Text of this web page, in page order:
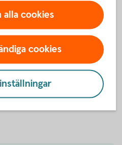
alla cookies
cookies